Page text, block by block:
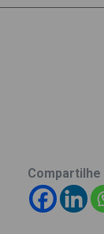
Compartilhe